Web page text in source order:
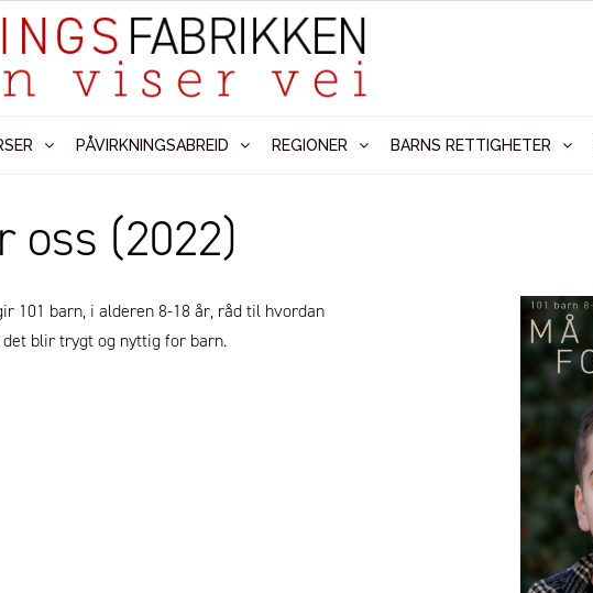
PÅVIRKNINGSABREID REGIONER BARNS RETTIGHETER
oss (2022)
101 barn, i alderen 8-18 år, råd til hvordan
blir trygt og nyttig for barn.